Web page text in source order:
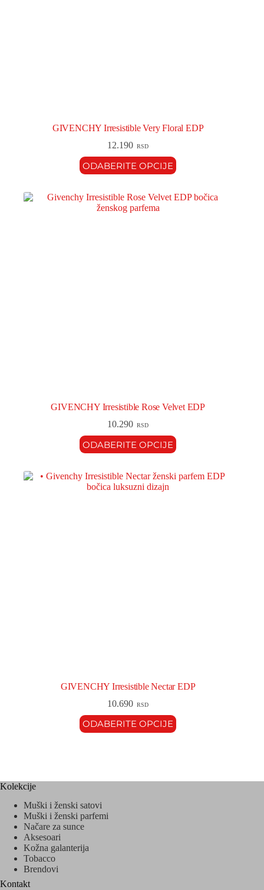
GIVENCHY Irresistible Very Floral EDP
12.190 RSD
ODABERITE OPCIJE
GIVENCHY Irresistible Rose Velvet EDP
10.290 RSD
ODABERITE OPCIJE
GIVENCHY Irresistible Nectar EDP
10.690 RSD
ODABERITE OPCIJE
Kolekcije
Muški i ženski satovi
Muški i ženski parfemi
Načare za sunce
Aksesoari
Kožna galanterija
Tobacco
Brendovi
Kontakt